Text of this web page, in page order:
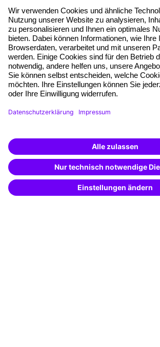
Über unser Angebot
Planungssicherheit
Freie Seminarplätze
Qualitätsstandards
Planung und Locations
Fördermöglichkeiten
Weiterbildungs-App
Besondere Angebote
Potenzialanalyse
Transfercoaching
Weiterbildung finden -
mit KI-Power!
Beschreibe was du suchst und erhalte
passende Weiterbildungen vomKI-
– schnell und treffsicher.